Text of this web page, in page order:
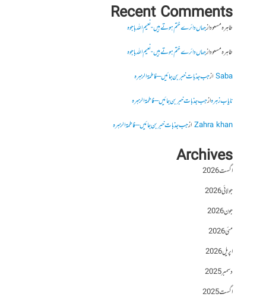
Recent Comments
طاہرہ مسعودازجہاں دائرے ختم ہوتے ہیں- نعیم اللہ باجوہ
طاہرہ مسعودازجہاں دائرے ختم ہوتے ہیں- نعیم اللہ باجوہ
Sabaازجب جذبات خبر بن جائیں – فاطمۃالزہرہ
نایاب زہرہازجب جذبات خبر بن جائیں – فاطمۃالزہرہ
Zahra khanازجب جذبات خبر بن جائیں – فاطمۃالزہرہ
Archives
اگست 2026
جولائی 2026
جون 2026
مئی 2026
اپریل 2026
دسمبر 2025
اگست 2025